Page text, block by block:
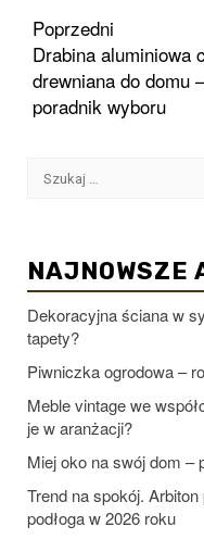
Zobacz
wpisy
Poprzedni
Drabina aluminiowa
drewniana do domu –
poradnik wyboru
Szukaj:
NAJNOWSZE
Dekoracyjna ściana w
tapety?
Piwniczka ogrodowa –
Meble vintage we
je w aranżacji?
Miej oko na swój dom –
Trend na spokój.
podłoga w 2026 roku